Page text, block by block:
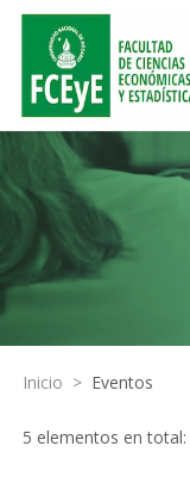
Inicio > Eventos
5 elementos en total: